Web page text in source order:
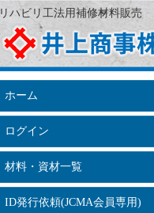
リハビリ工法用補修材料販売
ホーム
ログイン
材料・資材一覧
ID発行依頼(JCMA会員専用)